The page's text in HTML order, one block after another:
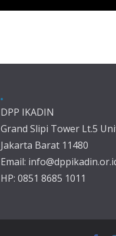
DPP IKADIN
Grand Slipi Tower Lt.5
Jakarta Barat 11480
Email:
HP: 0851 8685 1011